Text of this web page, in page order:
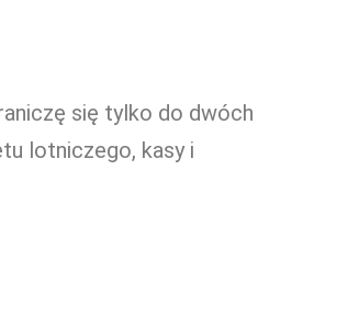
się tylko do dwóch
lotniczego, kasy i